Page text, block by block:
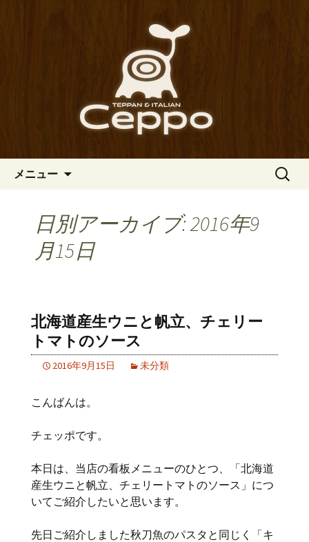
南船場・心斎橋のイタリアン
「Ceppo（チェッポ）」の公式
イタリアン「Ceppo（チェッポ）」。
さまざまなパスタや讃岐オリーブ牛の
ステーキのほか、バルメニューも豊富
にご用意。デートにも一人飲みのお客
様にもぴったりです。
メニュー
検
日別アーカイブ: 2016年9
月15日
北海道産生ウニと帆立、チェリー
トマトのソース
2016年9月15日 未分類
こんばんは。
チェッポです。
本日は、当店の看板メニューのひとつ、「北海道
産生ウニと帆立、チェリートマトのソース」につ
いてご紹介したいと思います。
先日ご紹介しました秋刀魚のパスタと同じく「キ